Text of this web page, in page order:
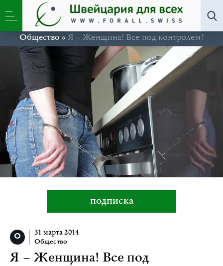
Общество» Я – Женщина! Все под контролем?
подписка
31 марта 2014
Общество
Я – Женщина! Все под